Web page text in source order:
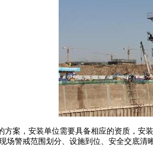
，安装单位需要具备相应的资质，安
场警戒范围划分、设施到位、安全交底